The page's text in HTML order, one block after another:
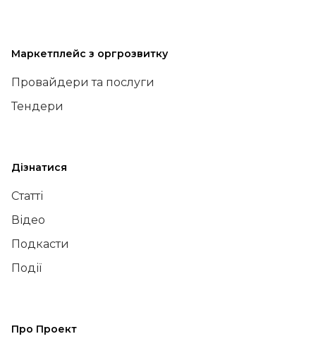
Маркетплейс з оргрозвитку
Провайдери та послуги
Тендери
Дізнатися
Статті
Відео
Подкасти
Події
Про Проект